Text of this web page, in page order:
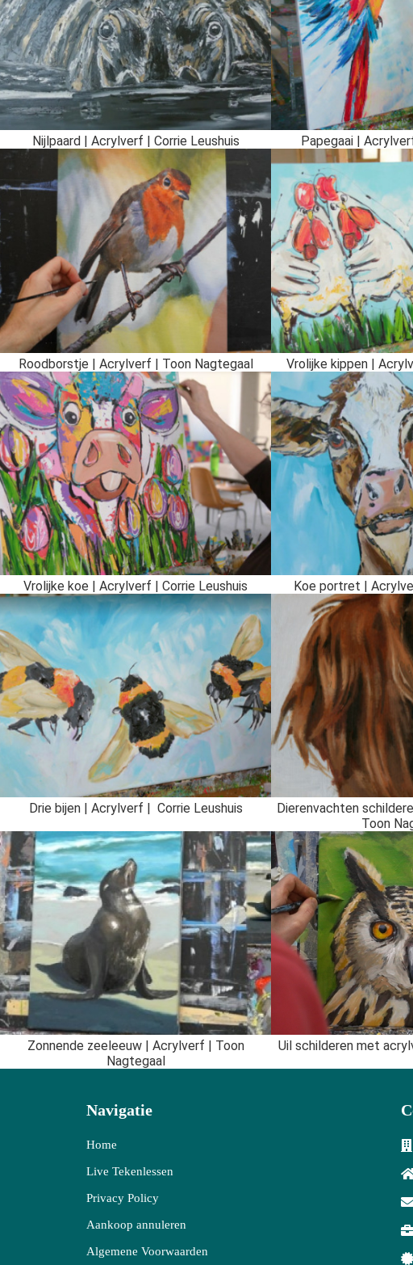
Nijlpaard | Acrylverf | Corrie Leushuis Papegaai |
Roodborstje | Acrylverf | Toon Nagtegaal Vrolijke kippen |
Vrolijke koe | Acrylverf | Corrie Leushuis Koe portret |
Drie bijen | Acrylverf | Corrie Leushuis
Dierenvachten
Toon
Zonnende zeeleeuw | Acrylverf | Toon
Nagtegaal
Uil schilderen met
Navigatie
Home
Live Tekenlessen
Privacy Policy
Aankoop annuleren
Algemene Voorwaarden